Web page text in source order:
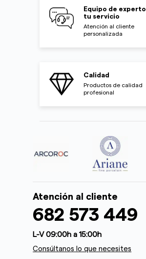
Equipo de
tu servicio
Atención al cliente
personalizada
Calidad
Productos de calidad
profesional
Atención al cliente
682 573 449
L-V 09:00h a 15:00h
Consúltanos lo que necesites